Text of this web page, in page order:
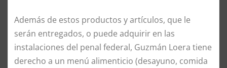
Además de estos productos y artículos, que le
serán entregados, o puede adquirir en las
instalaciones del penal federal, Guzmán Loera tiene
derecho a un menú alimenticio (desayuno, comida